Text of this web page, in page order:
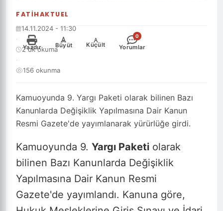
FATIHAKTUEL
Kamuoyunda 9. Yargı Paketi olarak bilinen Bazı
Kanunlarda Değişiklik Yapılmasına Dair Kanun
Resmi Gazete'de yayımlanarak yürürlüğe girdi.
14.11.2024 - 11:30
·
2 dk okuma
·
156 okunma
Yazdır
+
Büyüt
-
Küçült
0
Yorumlar
Kamuoyunda 9. Yargı Paketi olarak
bilinen Bazı Kanunlarda Değişiklik
Yapılmasına Dair Kanun Resmi
Gazete'de yayımlandı. Kanuna göre,